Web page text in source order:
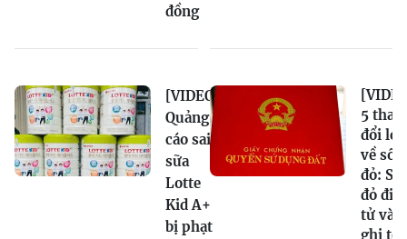
đồng
[VIDEO]
Quảng
cáo sai
sữa
Lotte
Kid A+
bị phạt
5 thay
đổi lớn
về sổ
đỏ: Sổ
đỏ
tử và
ghi tên